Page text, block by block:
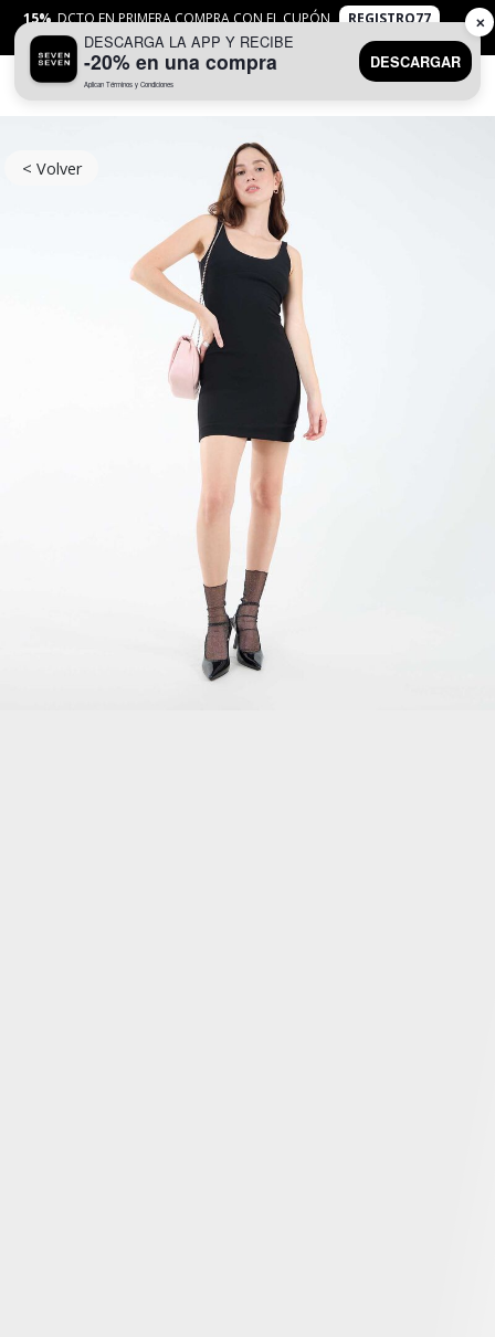
15% DCTO EN PRIMERA COMPRA CON EL CUPÓN
REGISTRO77
APLICANTYC
< Volver
DESCARGA LA APP Y RECIBE
-20% en una compra
Aplican Términos y Condiciones
DESCARGAR
✕